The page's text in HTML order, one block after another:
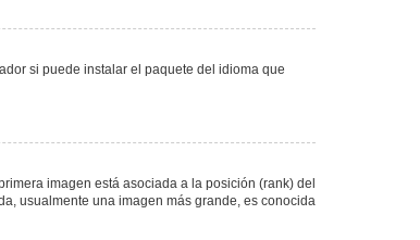
si puede instalar el paquete del idioma que
imagen está asociada a la posición (rank) del
usualmente una imagen más grande, es conocida